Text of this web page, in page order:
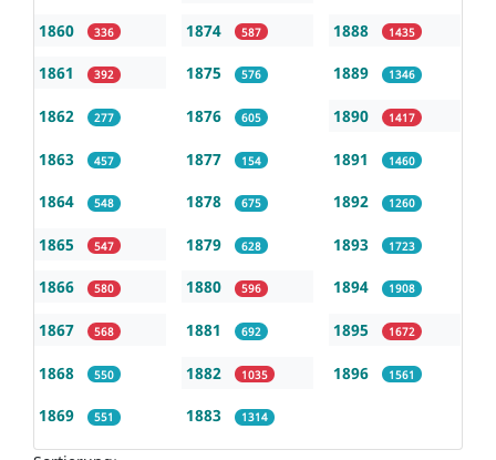
1860 336
1861 392
1862 277
1863 457
1864 548
1865 547
1866 580
1867 568
1868 550
1869 551
1874 587
1875 576
1876 605
1877 154
1878 675
1879 628
1880 596
1881 692
1882 1035
1883 1314
1888 1435
1889 1346
1890 1417
1891 1460
1892 1260
1893 1723
1894 1908
1895 1672
1896 1561